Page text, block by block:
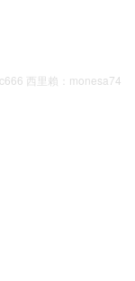
西里賴：monesa74